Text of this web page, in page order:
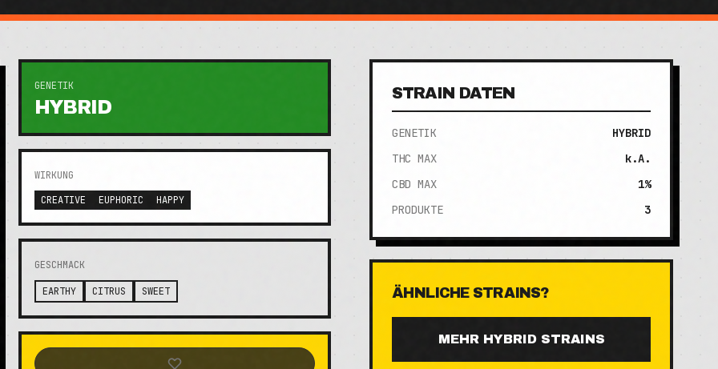
GENETIK
HYBRID
WIRKUNG
CREATIVE
EUPHORIC HAPPY
GESCHMACK
EARTHY CITRUS SWEET
STRAIN DATEN
GENETIK
HYBRID
THC MAX
k.A.
CBD MAX
1%
PRODUKTE
3
ÄHNLICHE STRAINS?
MEHR HYBRIDSTRAINS